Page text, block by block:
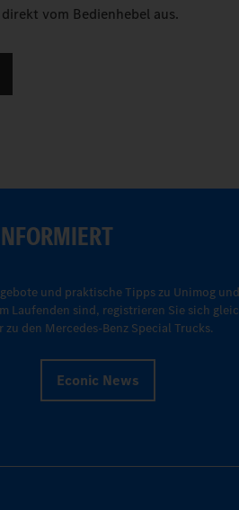
vom Bedienhebel aus.
und praktische Tipps zu Unimog
Laufenden sind, registrieren Sie sich
den Mercedes-Benz Special Trucks.
Econic News